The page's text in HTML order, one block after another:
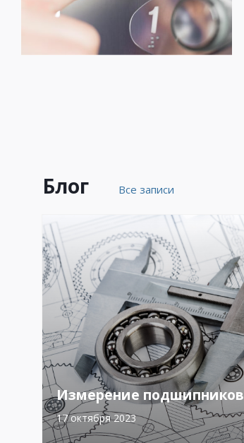
Блог Все записи
Измерение подшипников
17 октября 2023